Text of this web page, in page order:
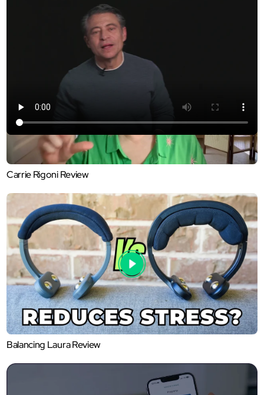
Avaliação por Peter Diamandis
Carrie Rigoni Review
Balancing Laura Review